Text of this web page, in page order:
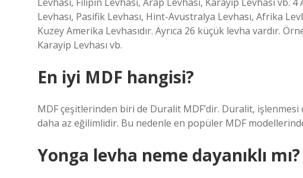
Levhası, Pasifik Levhası, Hint-Avustralya Levhası, Afrika
Kuzey Amerika Levhasıdır. Ayrıca 26 küçük levha vardır.
Karayip Levhası vb.
En iyi MDF hangisi?
MDF çeşitlerinden biri de Duralit MDF’dir. Duralit, işlenmesi
daha az eğilimlidir. Bu nedenle en popüler MDF
Yonga levha neme dayanıklı mı?